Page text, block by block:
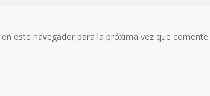
este navegador para la próxima vez que comente.